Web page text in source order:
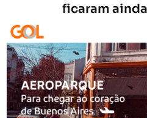
ficaram